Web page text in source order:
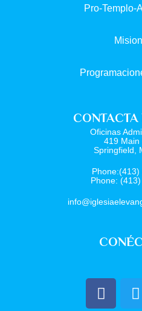
Pro-Templo-
Oficinas
419 Main
Springfield,
Phone: